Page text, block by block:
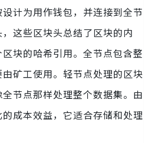
计为用作钱包，并连接到全节
这些区块头总结了区块的内
块的哈希引用。全节点包含整
矿工使用。轻节点处理的区块
节点那样处理整个数据集。由
成本效益，它适合存储和处理